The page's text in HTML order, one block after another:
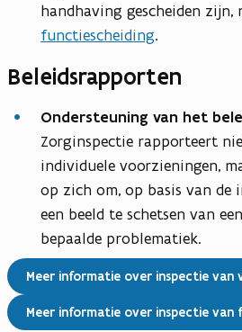
handhaving gescheiden zijn,
functiescheiding.
Beleidsrapporten
Ondersteuning van het
Zorginspectie rapporteert
individuele voorzieningen,
op zich om, op basis van de
een beeld te schetsen van
bepaalde problematiek.
Meer informatie over inspectie van
Meer informatie over inspectie van